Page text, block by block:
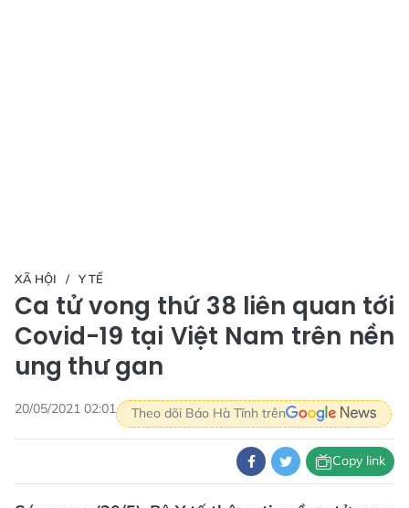
XÃ HỘI Y TẾ
Ca tử vong thứ 38 liên quan tới
Covid-19 tại Việt Nam trên nền
ung thư gan
20/05/2021 02:01 Theo dõi Báo Hà Tĩnh trên
Copy link